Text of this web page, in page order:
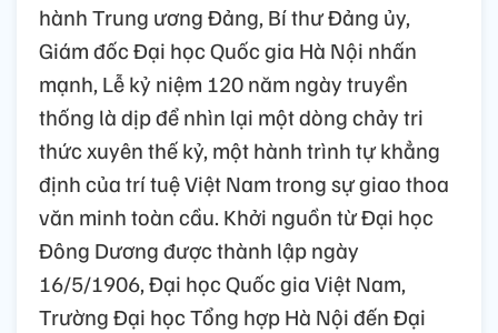
hành Trung ương Đảng, Bí thư Đảng ủy,
Giám đốc Đại học Quốc gia Hà Nội nhấn
mạnh, Lễ kỷ niệm 120 năm ngày truyền
thống là dịp để nhìn lại một dòng chảy tri
thức xuyên thế kỷ, một hành trình tự khẳng
định của trí tuệ Việt Nam trong sự giao thoa
văn minh toàn cầu. Khởi nguồn từ Đại học
Đông Dương được thành lập ngày
16/5/1906, Đại học Quốc gia Việt Nam,
Trường Đại học Tổng hợp Hà Nội đến Đại